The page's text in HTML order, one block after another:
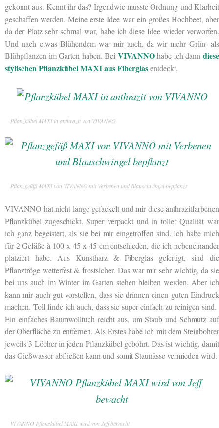
gekonnt aus. Kennt ihr das? Irgendwie musste Ordnung und Klarheit
geschaffen werden. Meine erste Idee war ein großes Hochbeet, aber
da der Platz sehr schmal war, habe ich diese Idee wieder verworfen.
Und nach etwas Blühendem war mir auch, da wir mehr Grün- als
Blühpflanzen im Garten haben. Bei VIVANNOhabe ich danndiese
stylischen Pflanzkübel MAXI aus Fiberglasentdeckt.
Pflanzkübel MAXI in anthrazit von VIVANNO
Pflanzgefäß MAXI von VIVANNO mit Verbenen und Blauschwingel bepflanzt
VIVANNO hat nicht lange gefackelt und mir diese anthrazitfarbenen
Pflanzkübel zugeschickt. Super verpackt und in toller Qualität war
ich ganz begeistert, als sie bei mir eingetroffen sind. Ich habe mich
für 2 Gefäße à 100 x 45 x 45 cm entschieden, die ich nebeneinander
platziert habe. Aus Kunstharz & Fiberglas gefertigt, sind die
Pflanztröge wetterfest & frostsicher. Das war mir sehr wichtig, da sie
bei uns auch im Winter im Garten stehen bleiben werden. Aber ich
kann mir auch gut vorstellen, dass sie drinnen einen guten Eindruck
machen. Toll finde ich auch, dass sie super einfach zu reinigen sind.
Ein einfaches Baumwolltuch reicht aus, um Staub und Schmutz auf
der Oberfläche zu entfernen. Als Erstes habe ich mit dem Steinbohrer
jeweils 3 Löcher in jeden Pflanzkübel gebohrt. Das ist wichtig, damit
das Gießwasser abfließen kann und somit Staunässe vermieden wird.
VIVANNO Pflanzkübel MAXI wird von Jeff bewacht